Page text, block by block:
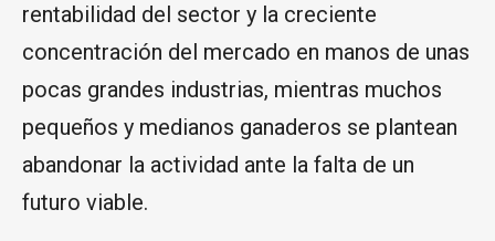
rentabilidad del sector y la creciente
concentración del mercado en manos de unas
pocas grandes industrias, mientras muchos
pequeños y medianos ganaderos se plantean
abandonar la actividad ante la falta de un
futuro viable.